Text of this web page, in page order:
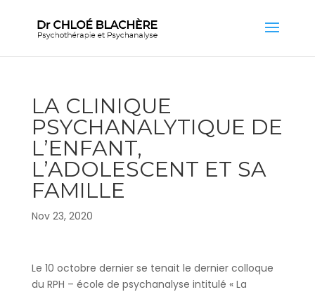
LA CLINIQUE
PSYCHANALYTIQUE DE
L’ENFANT,
L’ADOLESCENT ET SA
FAMILLE
Nov 23, 2020
Le 10 octobre dernier se tenait le dernier colloque
du RPH – école de psychanalyse intitulé « La